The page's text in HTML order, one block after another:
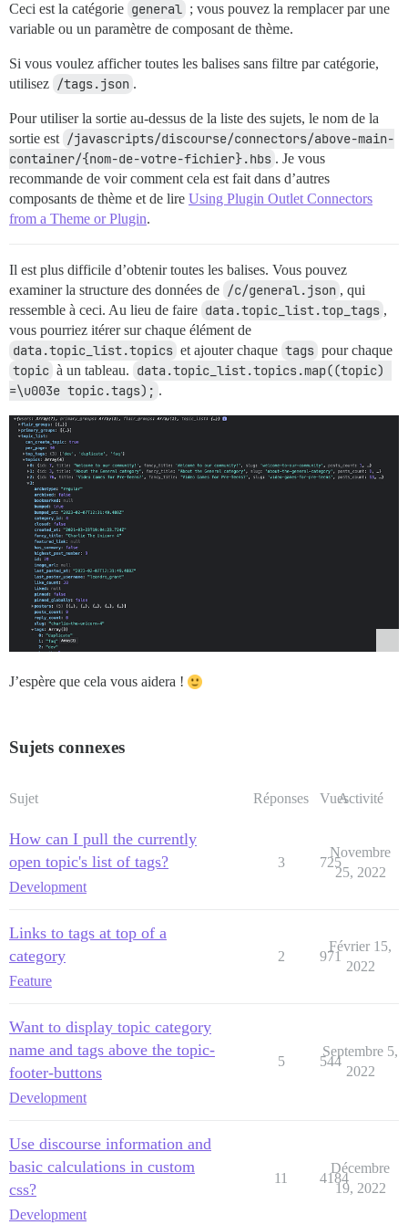
Ceci est la catégorie general ; vous pouvez la remplacer par une
variable ou un paramètre de composant de thème.
Si vous voulez afficher toutes les balises sans filtre par catégorie,
utilisez /tags.json .
Pour utiliser la sortie au-dessus de la liste des sujets, le nom de la
sortie est /javascripts/discourse/connectors/above-main-
container/{nom-de-votre-fichier}.hbs . Je vous
recommande de voir comment cela est fait dans d’autres
composants de thème et de lire Using Plugin Outlet Connectors
from a Theme or Plugin.
Il est plus difficile d’obtenir toutes les balises. Vous pouvez
examiner la structure des données de /c/general.json , qui
ressemble à ceci. Au lieu de faire data.topic_list.top_tags ,
vous pourriez itérer sur chaque élément de
data.topic_list.topics et ajouter chaque tags pour chaque
topic à un tableau. data.topic_list.topics.map((topic)
=\u003e topic.tags); .
J’espère que cela vous aidera !
Sujets connexes
Sujet Réponses VuesActivité
How can I pull the currently
open topic's list of tags?
Development
3 725
Novembre
25, 2022
Links to tags at top of a
category
Feature
2 971
Février 15,
2022
Want to display topic category
name and tags above the topic-
footer-buttons
Development
5 544
Septembre 5,
2022
Use discourse information and
basic calculations in custom
css?
Development
11 4184
Décembre
19, 2022